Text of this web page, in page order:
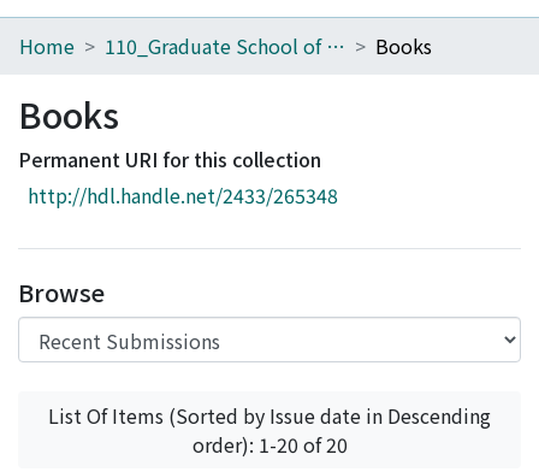
Home
Communities
Browse
Download Ranking
Access Statistics
Library Network
Home 110_Graduate School of Human and Environmental Studies Books
Books
Permanent URI for this collection
http://hdl.handle.net/2433/265348
Browse
List Of Items (Sorted by Issue date in Descending
order): 1-20 of 20